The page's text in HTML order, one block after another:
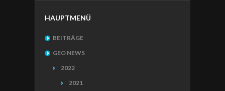
HAUPTMENÜ
BEITRÄGE
GEO NEWS
2022
2021